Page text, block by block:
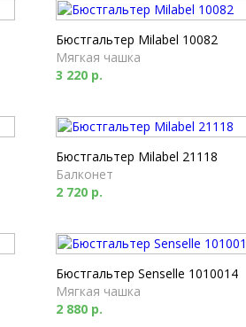
Бюстгальтер Milabel 10082
Мягкая чашка
3 220 р.
Бюстгальтер Milabel 21118
Балконет
2 720 р.
Бюстгальтер Senselle 1010014
Мягкая чашка
2 880 р.